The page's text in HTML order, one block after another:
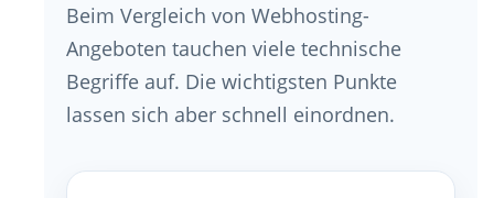
Beim Vergleich von Webhosting-
Angeboten tauchen viele technische
Begriffe auf. Die wichtigsten Punkte
lassen sich aber schnell einordnen.